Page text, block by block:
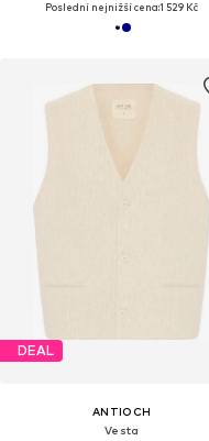
Poslední nejnižší cena:1 529 Kč
DEAL
ANTIOCH
Vesta